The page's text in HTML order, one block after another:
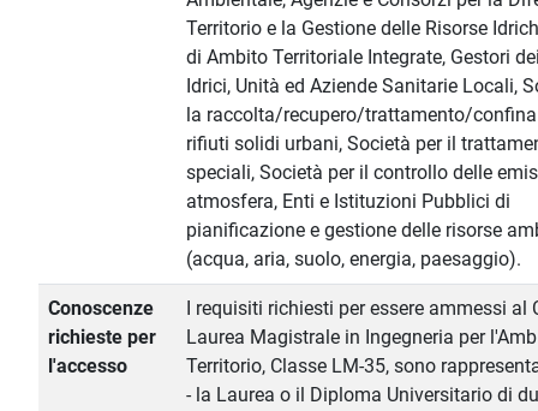
Territorio e la Gestione delle Risorse
di Ambito Territoriale Integrate, Gestori
Idrici, Unità ed Aziende Sanitarie Locali,
la raccolta/recupero/trattamento/
rifiuti solidi urbani, Società per il
speciali, Società per il controllo delle
atmosfera, Enti e Istituzioni Pubblici di
pianificazione e gestione delle risorse
(acqua, aria, suolo, energia, paesaggio).
Conoscenze
richieste per
l'accesso
I requisiti richiesti per essere ammessi al
Laurea Magistrale in Ingegneria per
Territorio, Classe LM-35, sono
- la Laurea o il Diploma Universitario di